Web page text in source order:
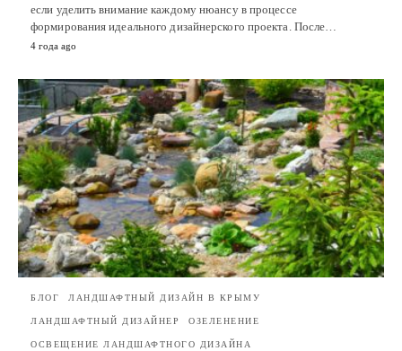
если уделить внимание каждому нюансу в процессе
формирования идеального дизайнерского проекта. После…
4 года ago
БЛОГ ЛАНДШАФТНЫЙ ДИЗАЙН В КРЫМУ
ЛАНДШАФТНЫЙ ДИЗАЙНЕР ОЗЕЛЕНЕНИЕ
ОСВЕЩЕНИЕ ЛАНДШАФТНОГО ДИЗАЙНА